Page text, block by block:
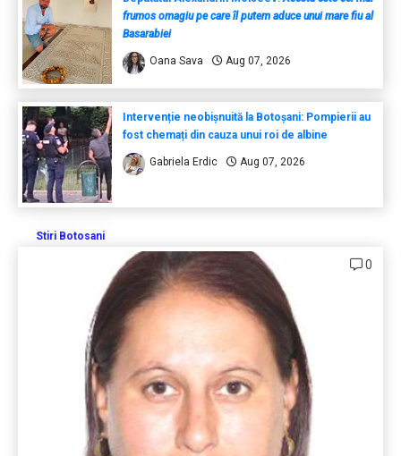
frumos omagiu pe care îl putem aduce unui mare fiu al
Basarabiei
Oana Sava Aug 07, 2026
Intervenție neobișnuită la Botoșani: Pompierii au
fost chemați din cauza unui roi de albine
Gabriela Erdic Aug 07, 2026
Stiri Botosani
0